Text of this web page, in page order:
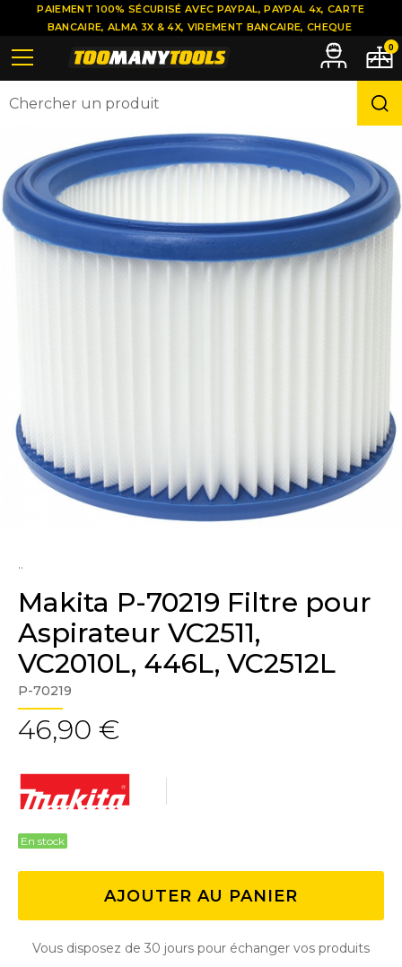
..
Makita P-70219 Filtre pour
Aspirateur VC2511,
VC2010L, 446L, VC2512L
P-70219
46,90 €
En stock
AJOUTER AU PANIER
Vous disposez de 30 jours pour échanger vos produits
PAIEMENT 100% SÉCURISÉ AVEC PAYPAL, PAYPAL 4x, CARTE
BANCAIRE, ALMA 3X & 4X, VIREMENT BANCAIRE, CHEQUE
0